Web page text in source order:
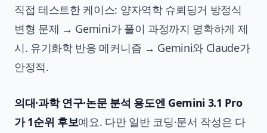
직접 테스트한 케이스: 양자역학 슈뢰딩거 방정식
변형 문제 → Gemini가 풀이 과정까지 명확하게 제
시. 유기화학 반응 메커니즘 → Gemini와 Claude가
안정적.
의대·과학 연구·논문 분석 용도엔 Gemini 3.1 Pro
가 1순위 후보예요. 다만 일반 코딩·문서 작성은 다